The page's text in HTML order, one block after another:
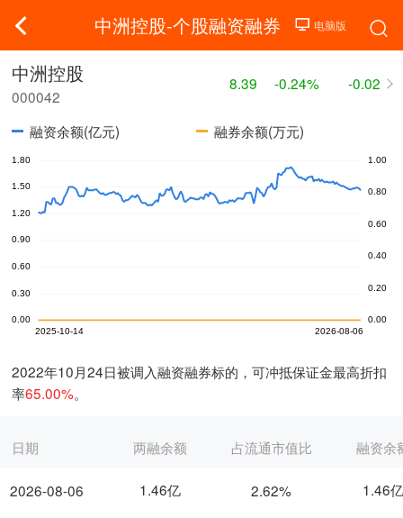
中洲控股-个股融资融券
中洲控股
000042
8.39 -0.24% -0.02
融资余额(亿元) 融券余额(万元)
2022年10月24日被调入融资融券标的，可冲抵保证金最高折扣
率65.00%。
日期
2026-08-06
两融余额 占流通市值比 融资余
1.46亿 2.62% 1.46亿